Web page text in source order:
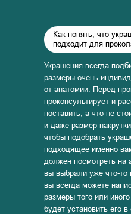
Как понять, что
подходит для
Украшения всегда
размеры очень
от анатомии. Перед
проконсультирует и
поставить, а что не
и даже размер
чтобы подобрать
подходящее именно
должен посмотреть
вы выбрали уже что-то
вы всегда можете
размеры того или
будет установить его